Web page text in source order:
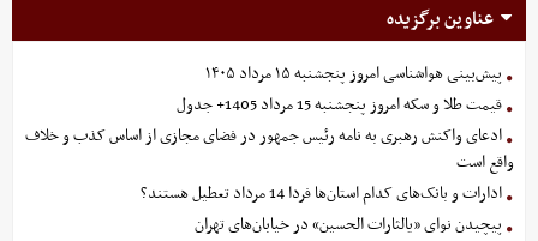
عناوین برگزیده
پیش‌بینی هواشناسی امروز پنجشنبه ۱۵ مرداد ۱۴۰۵
قیمت طلا و سکه امروز پنجشنبه 15 مرداد 1405+ جدول
ادعای واکنش رهبری به نامه رئیس جمهور در فضای مجازی از اساس کذب و خلاف
واقع است
ادارات و بانک‌های کدام استان‌ها فردا 14 مرداد تعطیل هستند؟
پیچیدن نوای «یالثارات الحسین» در خیابان‌های تهران